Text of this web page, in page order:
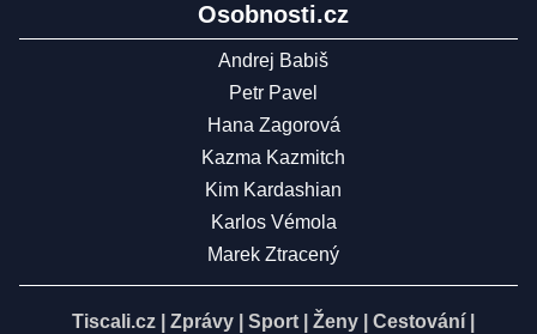
Osobnosti.cz
Andrej Babiš
Petr Pavel
Hana Zagorová
Kazma Kazmitch
Kim Kardashian
Karlos Vémola
Marek Ztracený
Tiscali.cz Zprávy Sport Ženy Cestování